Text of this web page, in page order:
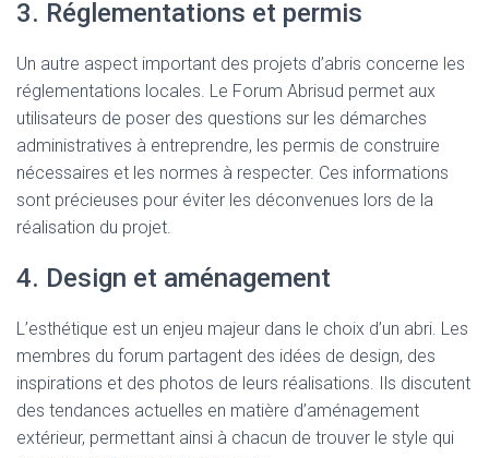
3. Réglementations et permis
Un autre aspect important des projets d’abris concerne les
réglementations locales. Le Forum Abrisud permet aux
utilisateurs de poser des questions sur les démarches
administratives à entreprendre, les permis de construire
nécessaires et les normes à respecter. Ces informations
sont précieuses pour éviter les déconvenues lors de la
réalisation du projet.
4. Design et aménagement
L’esthétique est un enjeu majeur dans le choix d’un abri. Les
membres du forum partagent des idées de design, des
inspirations et des photos de leurs réalisations. Ils discutent
des tendances actuelles en matière d’aménagement
extérieur, permettant ainsi à chacun de trouver le style qui